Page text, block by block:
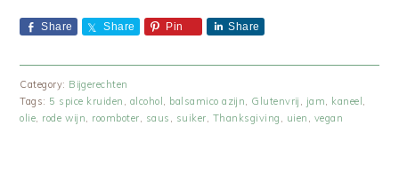
Share Share Pin Share
Category: Bijgerechten
Tags: 5 spice kruiden , alcohol , balsamico azijn, Glutenvrij , jam, kaneel ,
olie, rode wijn, roomboter, saus , suiker, Thanksgiving , uien , vegan